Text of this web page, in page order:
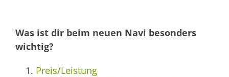
Was ist dir beim neuen Navi besonders
wichtig?
Preis/Leistung